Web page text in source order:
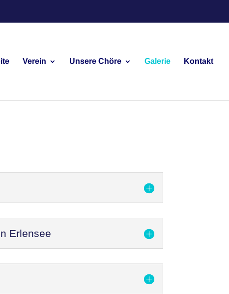
Verein Unsere Chöre Galerie Kontakt
Erlensee